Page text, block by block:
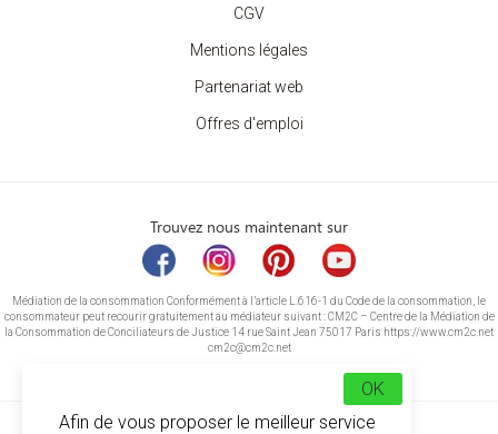
CGV
Mentions légales
Partenariat web
Offres d'emploi
Trouvez nous maintenant sur
Médiation de la consommation Conformément à l’article L.616-1 du Code de la consommation, le
consommateur peut recourir gratuitement au médiateur suivant : CM2C – Centre de la Médiation de
la Consommation de Conciliateurs de Justice 14 rue Saint Jean 75017 Paris https://www.cm2c.net
cm2c@cm2c.net
Afin de vous proposer le meilleur service
OK